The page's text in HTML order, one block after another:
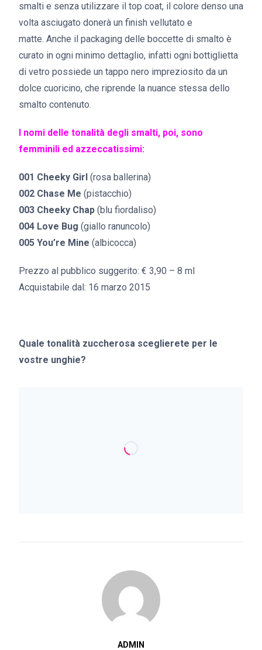
smalti e senza utilizzare il top coat, il colore denso una
volta asciugato donerà un finish vellutato e
matte. Anche il packaging delle boccette di smalto è
curato in ogni minimo dettaglio, infatti ogni bottiglietta
di vetro possiede un tappo nero impreziosito da un
dolce cuoricino, che riprende la nuance stessa dello
smalto contenuto.
I nomi delle tonalità degli smalti, poi, sono
femminili ed azzeccatissimi:
001 Cheeky Girl (rosa ballerina)
002 Chase Me (pistacchio)
003 Cheeky Chap (blu fiordaliso)
004 Love Bug (giallo ranuncolo)
005 You’re Mine (albicocca)
Prezzo al pubblico suggerito: € 3,90 – 8 ml
Acquistabile dal: 16 marzo 2015
Quale tonalità zuccherosa sceglierete per le
vostre unghie?
ADMIN